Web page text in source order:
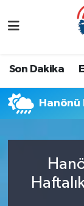
Son Dakika
Hanönü
Antalya
Dünya
Eğitim
Nöbetçi
Namaz
Trafik
Süper Lig